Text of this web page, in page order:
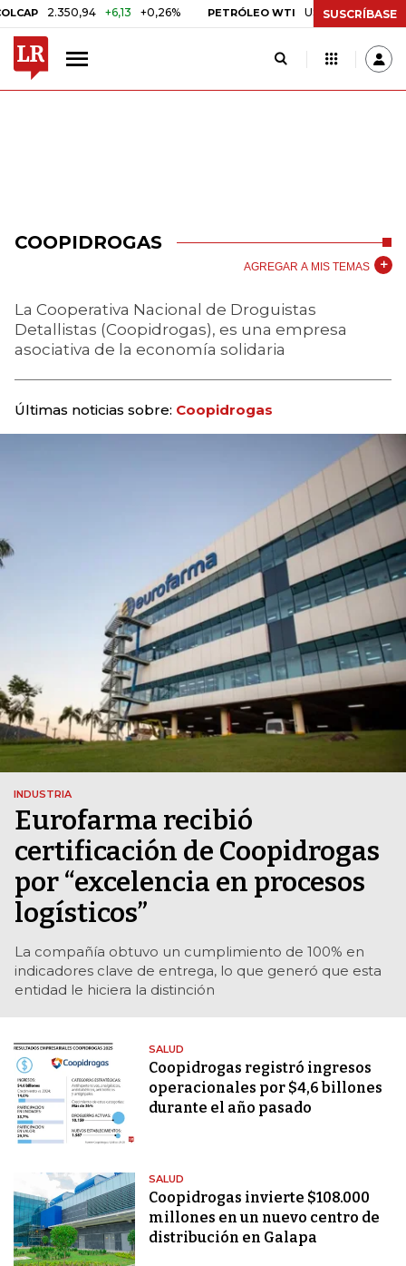
2.350,94 +6,13 +0,26% PETRÓLEO WTI US$ 78,01 US$ 2,92
SUSCRÍBASE
COOPIDROGAS
AGREGAR A MIS TEMAS
La Cooperativa Nacional de Droguistas
Detallistas (Coopidrogas), es una empresa
asociativa de la economía solidaria
Últimas noticias sobre: Coopidrogas
INDUSTRIA
Eurofarma recibió
certificación de Coopidrogas
por “excelencia en procesos
logísticos”
La compañía obtuvo un cumplimiento de 100% en
indicadores clave de entrega, lo que generó que esta
entidad le hiciera la distinción
SALUD
Coopidrogas registró ingresos
operacionales por $4,6 billones
durante el año pasado
SALUD
Coopidrogas invierte $108.000
millones en un nuevo centro de
distribución en Galapa